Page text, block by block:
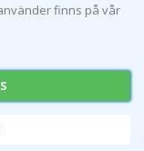
finns på vår